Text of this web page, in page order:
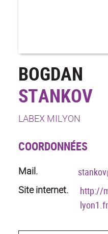
BOGDAN
STANKOV
LABEX MILYON
COORDONNÉES
Mail.
Site internet.
http://